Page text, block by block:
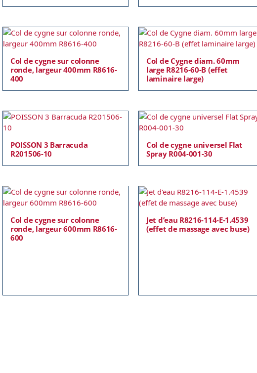
Col de cygne sur colonne
ronde, largeur 400mm R8616-
400
Col de Cygne diam. 60mm
large R8216-60-B (effet
laminaire large)
POISSON 3 Barracuda
R201506-10
Col de cygne universel Flat
Spray R004-001-30
Col de cygne sur colonne
ronde, largeur 600mm R8616-
600
Jet d’eau R8216-114-E-1.4539
(effet de massage avec buse)